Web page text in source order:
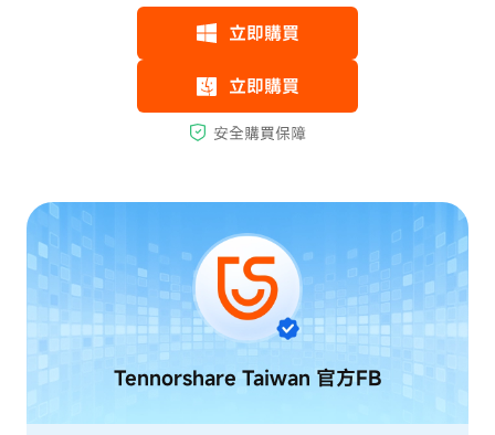
Tennorshare Taiwan 官方FB